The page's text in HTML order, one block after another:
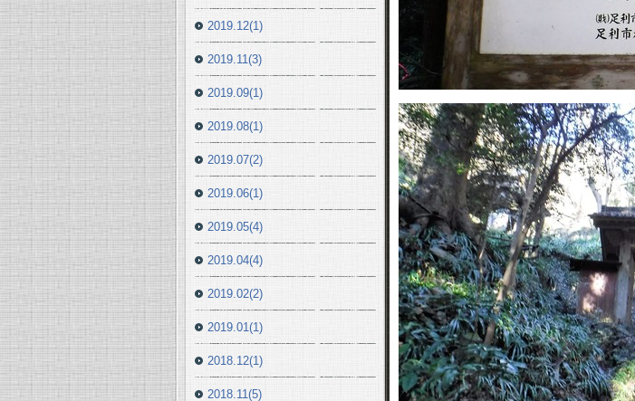
2019.12(1)
2019.11(3)
2019.09(1)
2019.08(1)
2019.07(2)
2019.06(1)
2019.05(4)
2019.04(4)
2019.02(2)
2019.01(1)
2018.12(1)
2018.11(5)